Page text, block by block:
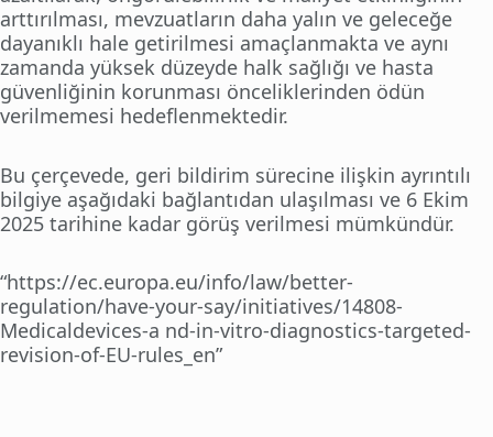
arttırılması, mevzuatların daha yalın ve geleceğe
dayanıklı hale getirilmesi amaçlanmakta ve aynı
zamanda yüksek düzeyde halk sağlığı ve hasta
güvenliğinin korunması önceliklerinden ödün
verilmemesi hedeflenmektedir.
Bu çerçevede, geri bildirim sürecine ilişkin ayrıntılı
bilgiye aşağıdaki bağlantıdan ulaşılması ve 6 Ekim
2025 tarihine kadar görüş verilmesi mümkündür.
“https://ec.europa.eu/info/law/better-
regulation/have-your-say/initiatives/14808-
Medicaldevices-a nd-in-vitro-diagnostics-targeted-
revision-of-EU-rules_en”